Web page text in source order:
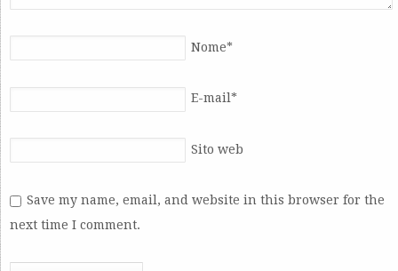
Nome*
E-mail*
Sito web
Save my name, email, and website in this browser for the
next time I comment.